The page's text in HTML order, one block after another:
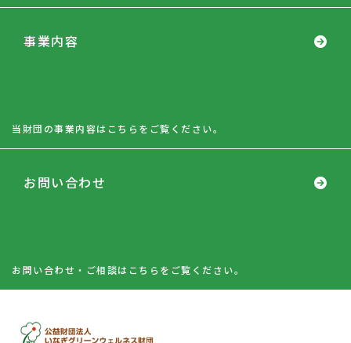
事業内容
当財団の事業内容はこちらをご覧ください。
お問い合わせ
お問い合わせ・ご相談はこちらをご覧ください。